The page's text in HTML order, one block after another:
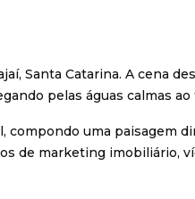
Santa Catarina. A cena
pelas águas calmas ao
compondo uma paisagem
de marketing imobiliário,